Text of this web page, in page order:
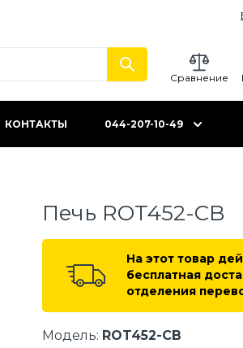
Сравнение
КОНТАКТЫ 044-207-10-49
Печь ROT452-CB
На этот товар
бесплатная
отделения
Модель: ROT452-CB